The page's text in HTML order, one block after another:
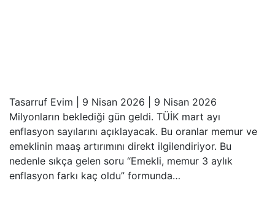
Tasarruf Evim 9 Nisan 2026
9 Nisan 2026
Milyonların beklediği gün geldi. TÜİK mart ayı
enflasyon sayılarını açıklayacak. Bu oranlar memur ve
emeklinin maaş artırımını direkt ilgilendiriyor. Bu
nedenle sıkça gelen soru “Emekli, memur 3 aylık
enflasyon farkı kaç oldu” formunda…